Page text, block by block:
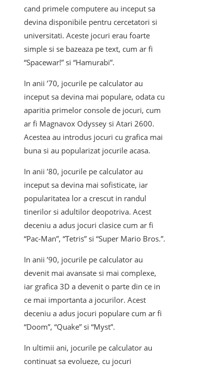
cand primele computere au inceput sa
devina disponibile pentru cercetatori si
universitati. Aceste jocuri erau foarte
simple si se bazeaza pe text, cum ar fi
“Spacewar!” si “Hamurabi”.
In anii ’70, jocurile pe calculator au
inceput sa devina mai populare, odata cu
aparitia primelor console de jocuri, cum
ar fi Magnavox Odyssey si Atari 2600.
Acestea au introdus jocuri cu grafica mai
buna si au popularizat jocurile acasa.
In anii ’80, jocurile pe calculator au
inceput sa devina mai sofisticate, iar
popularitatea lor a crescut in randul
tinerilor si adultilor deopotriva. Acest
deceniu a adus jocuri clasice cum ar fi
“Pac-Man”, “Tetris” si “Super Mario Bros.”.
In anii ’90, jocurile pe calculator au
devenit mai avansate si mai complexe,
iar grafica 3D a devenit o parte din ce in
ce mai importanta a jocurilor. Acest
deceniu a adus jocuri populare cum ar fi
“Doom”, “Quake” si “Myst”.
In ultimii ani, jocurile pe calculator au
continuat sa evolueze, cu jocuri